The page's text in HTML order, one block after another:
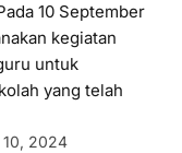
10 September
kegiatan
untuk
yang telah
10, 2024